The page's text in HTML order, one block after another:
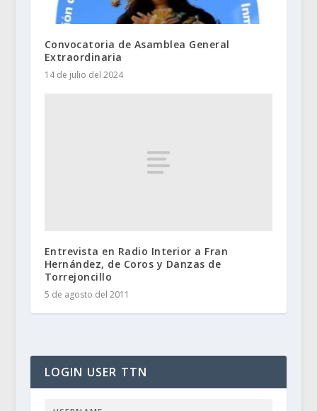
Convocatoria de Asamblea General
Extraordinaria
14 de julio del 2024
Entrevista en Radio Interior a Fran
Hernández, de Coros y Danzas de
Torrejoncillo
5 de agosto del 2011
LOGIN USER TTN